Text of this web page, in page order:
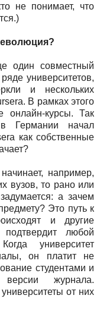
не понимает, что
один совместный
университетов,
и нескольких
В рамках этого
онлайн-курсы. Так
в Германии начал
как собственные
например,
вузов, то рано или
а зачем
Это путь к
и другие
любой
университет
он платит не
студентами и
версии журнала.
от них